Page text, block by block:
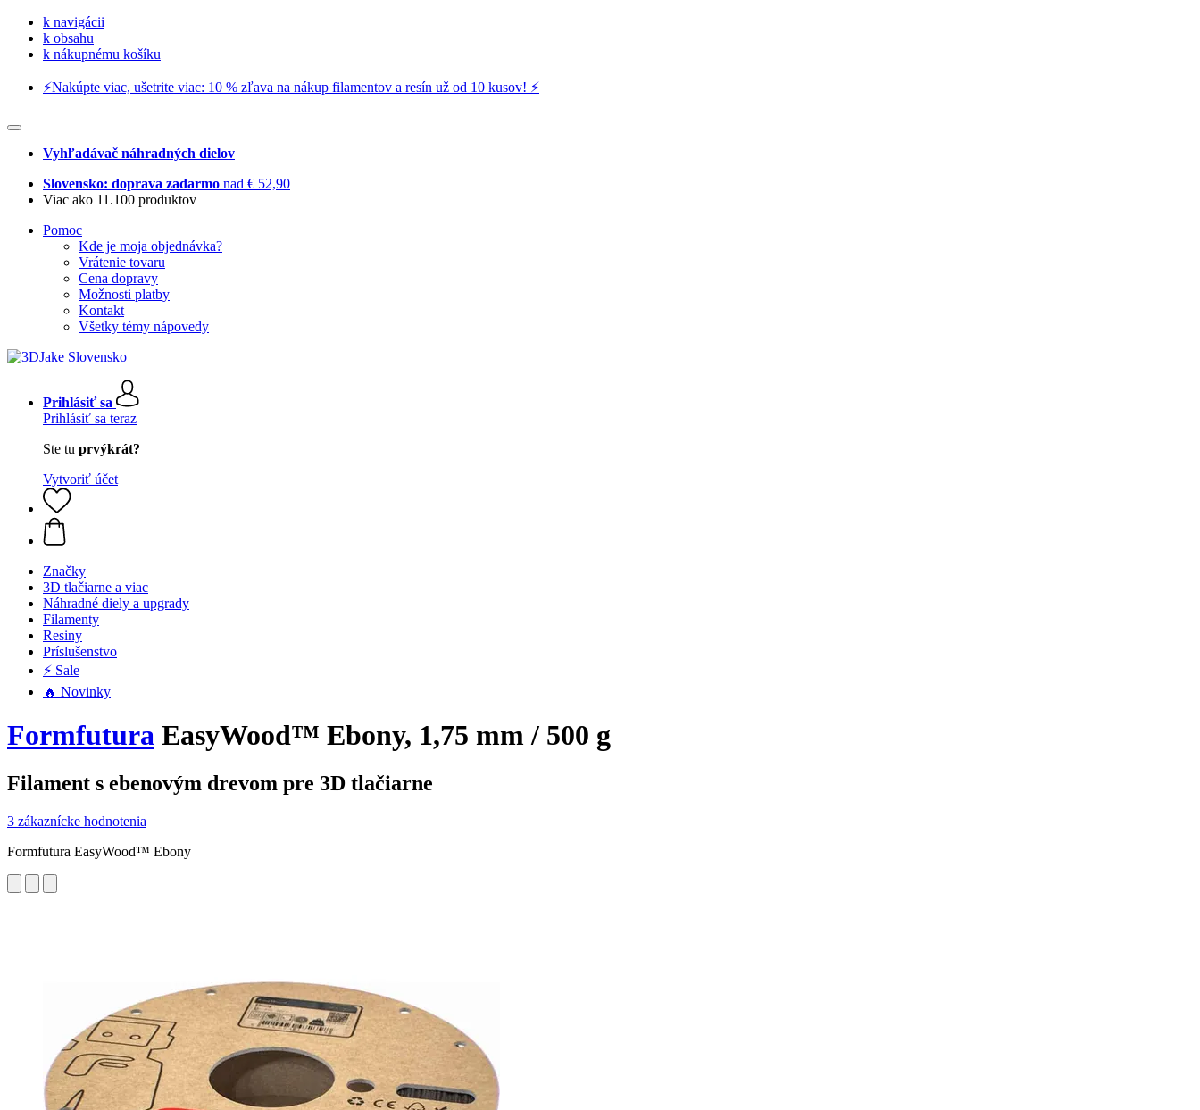
k navigácii
k obsahu
k nákupnému košíku
⚡️Nakúpte viac, ušetrite viac: 10 % zľava na nákup filamentov a resín už od 10 kusov! ⚡️
Vyhľadávač náhradných dielov
Slovensko: doprava zadarmo nad € 52,90
Viac ako 11.100 produktov
Pomoc
Kde je moja objednávka?
Vrátenie tovaru
Cena dopravy
Možnosti platby
Kontakt
Všetky témy nápovedy
Prihlásiť sa
Prihlásiť sa teraz
Ste tu prvýkrát?
Vytvoriť účet
Značky
3D tlačiarne a viac
Náhradné diely a upgrady
Filamenty
Resiny
Príslušenstvo
⚡ Sale
🔥 Novinky
Formfutura EasyWood™ Ebony, 1,75 mm / 500 g
Filament s ebenovým drevom pre 3D tlačiarne
3 zákaznícke hodnotenia
Formfutura EasyWood™ Ebony